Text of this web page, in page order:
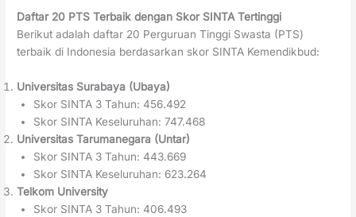
Daftar 20 PTS Terbaik dengan Skor SINTA Tertinggi
Berikut adalah daftar 20 Perguruan Tinggi Swasta (PTS)
terbaik di Indonesia berdasarkan skor SINTA Kemendikbud:
Universitas Surabaya (Ubaya)
Skor SINTA 3 Tahun: 456.492
Skor SINTA Keseluruhan: 747.468
Universitas Tarumanegara (Untar)
Skor SINTA 3 Tahun: 443.669
Skor SINTA Keseluruhan: 623.264
Telkom University
Skor SINTA 3 Tahun: 406.493